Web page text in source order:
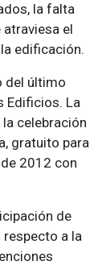
la falta
el
edificación.
del último
Edificios. La
celebración
gratuito para
2012 con
de
a la